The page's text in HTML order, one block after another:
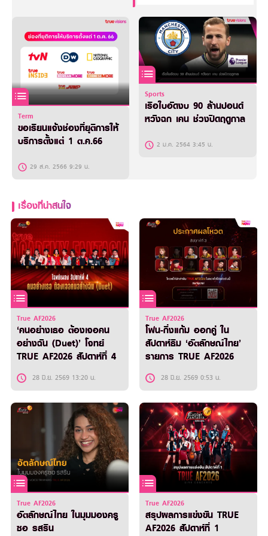
Term
ขอเรียนแจ้งช่องที่ยุติการให้
บริการตั้งแต่ 1 ต.ค.66
29 ส.ค. 2566 9:29 น.
Sports
เรือใบอัดงบ 90 ล้านปอนด์
หวังฉก เคน ช่วงปิดฤดูกาล
2 ม.ค. 2564 3:45 น.
เรื่องที่น่าสนใจ
True AF2026
‘คนอย่างเธอ ต้องเจอคน
อย่างฉัน (Duet)’ โจทย์
TRUE AF2026 สัปดาห์ที่ 4
28 มิ.ย. 2569 13:20 น.
True AF2026
โฟน-กิ่งแก้ม ออกคู่ ใน
สัปดาห์ธีม ‘อัตลักษณ์ไทย’
รายการ TRUE AF2026
28 มิ.ย. 2569 0:53 น.
True AF2026
อัตลักษณ์ไทย ในมุมมองครู
ซอ รสริน
True AF2026
สรุปผลการแข่งขัน TRUE
AF2026 สัปดาห์ที่ 1